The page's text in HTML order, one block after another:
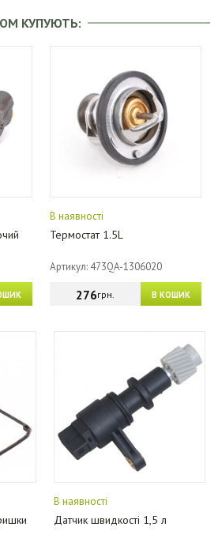
КУПУЮТЬ:
В наявності
Термостат 1.5L
Артикул: 473QA-1306020
В КОШИК
276грн.
В наявності
Датчик швидкості 1,5 л